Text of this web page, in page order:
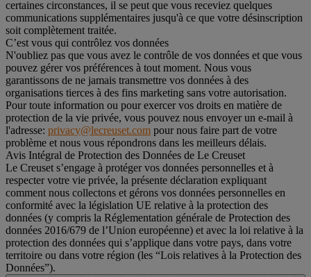
certaines circonstances, il se peut que vous receviez quelques
communications supplémentaires jusqu'à ce que votre désinscription
soit complètement traitée.
C’est vous qui contrôlez vos données
N'oubliez pas que vous avez le contrôle de vos données et que vous
pouvez gérer vos préférences à tout moment. Nous vous
garantissons de ne jamais transmettre vos données à des
organisations tierces à des fins marketing sans votre autorisation.
Pour toute information ou pour exercer vos droits en matière de
protection de la vie privée, vous pouvez nous envoyer un e-mail à
l'adresse: privacy@lecreuset.com pour nous faire part de votre
problème et nous vous répondrons dans les meilleurs délais.
Avis Intégral de Protection des Données de Le Creuset
Le Creuset s’engage à protéger vos données personnelles et à
respecter votre vie privée, la présente déclaration expliquant
comment nous collectons et gérons vos données personnelles en
conformité avec la législation UE relative à la protection des
données (y compris la Réglementation générale de Protection des
données 2016/679 de l’Union européenne) et avec la loi relative à la
protection des données qui s’applique dans votre pays, dans votre
territoire ou dans votre région (les “Lois relatives à la Protection des
Données”).